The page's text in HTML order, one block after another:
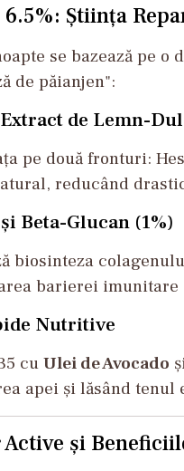
Știința
se bazează pe
de păianjen":
de Lemn-
pe două fronturi:
reducând
Beta-Glucan (1%)
biosinteza
barierei
Nutritive
cu Ulei de Avocado
apei și lăsând
și